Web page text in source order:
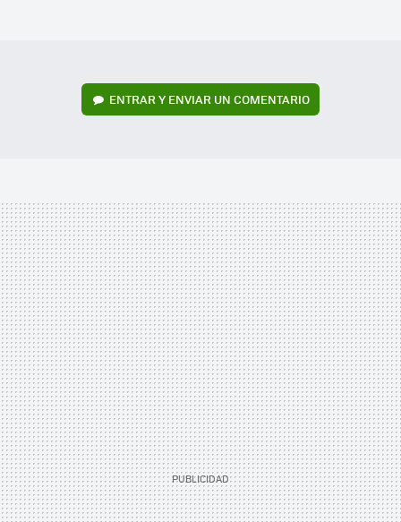
ENTRAR Y ENVIAR UN COMENTARIO